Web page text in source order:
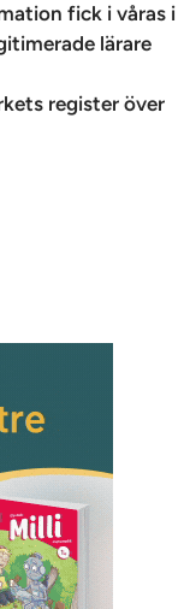
fick i våras i
lärare
register över